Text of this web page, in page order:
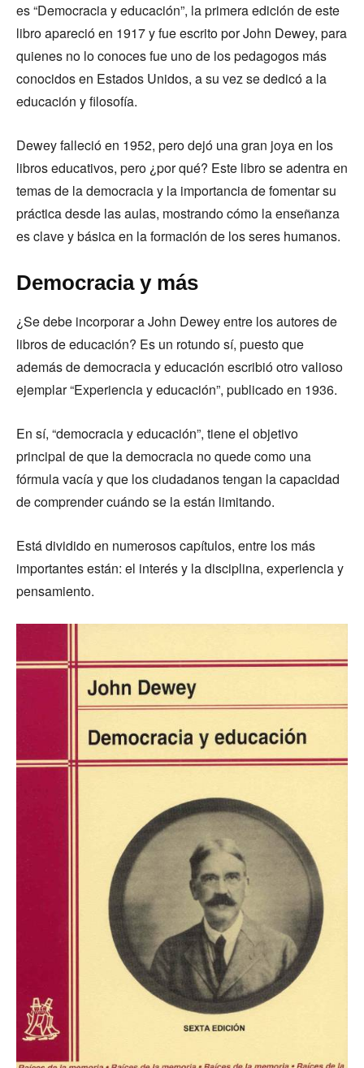
es “Democracia y educación”, la primera edición de este
libro apareció en 1917 y fue escrito por John Dewey, para
quienes no lo conoces fue uno de los pedagogos más
conocidos en Estados Unidos, a su vez se dedicó a la
educación y filosofía.
Dewey falleció en 1952, pero dejó una gran joya en los
libros educativos, pero ¿por qué? Este libro se adentra en
temas de la democracia y la importancia de fomentar su
práctica desde las aulas, mostrando cómo la enseñanza
es clave y básica en la formación de los seres humanos.
Democracia y más
¿Se debe incorporar a John Dewey entre los autores de
libros de educación? Es un rotundo sí, puesto que
además de democracia y educación escribió otro valioso
ejemplar “Experiencia y educación”, publicado en 1936.
En sí, “democracia y educación”, tiene el objetivo
principal de que la democracia no quede como una
fórmula vacía y que los ciudadanos tengan la capacidad
de comprender cuándo se la están limitando.
Está dividido en numerosos capítulos, entre los más
importantes están: el interés y la disciplina, experiencia y
pensamiento.